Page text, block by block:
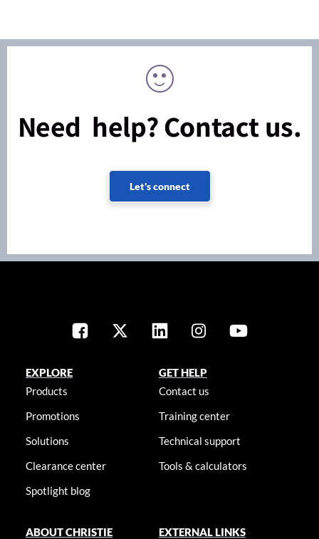
Need help? Contact us.
Let's connect
EXPLORE
Products
Promotions
Solutions
Clearance center
Spotlight blog
GET HELP
Contact us
Training center
Technical support
Tools & calculators
ABOUT CHRISTIE
EXTERNAL LINKS